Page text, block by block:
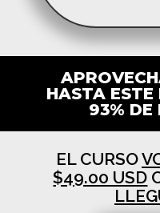
HASTA ESTE
93% DE
EL CURSO
$49.00 USD